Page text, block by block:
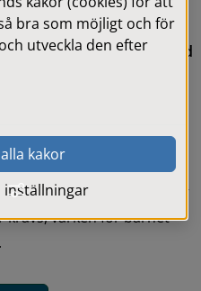
vi Mini stråk (fiol och
lekfull och gehörsbaserad
att lyssna, härma
barnet tar till sig hur
och gemensamt spel.
är en viktig del av
krävs, varken för barnet
bra som möjligt och för
utveckla den efter
kakor
inställningar